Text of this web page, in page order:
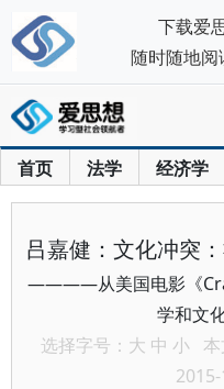
首页 法学 经济学
吕嘉健：文化冲突
————从美国电影《
学和文
选择字号： 大 中 小 本
下载爱
随时随地